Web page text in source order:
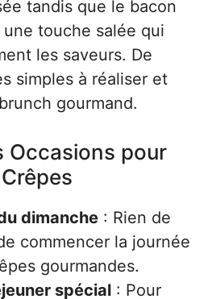
tandis que le bacon
touche salée qui
les saveurs. De
simples à réaliser et
gourmand.
Occasions pour
dimanche : Rien de
commencer la journée
gourmandes.
spécial : Pour